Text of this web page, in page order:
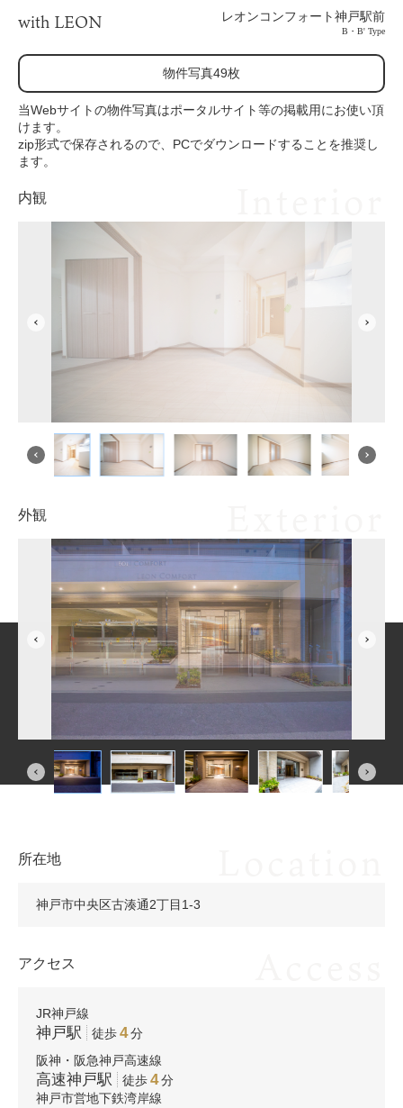
with LEON レオンコンフォート神戸駅前
B・B' Type
物件写真49枚
当Webサイトの物件写真はポータルサイト等の掲載用にお使い頂
けます。
zip形式で保存されるので、PCでダウンロードすることを推奨し
ます。
内観
外観
所在地
神戸市中央区古湊通2丁目1-3
アクセス
JR神戸線
神戸駅 徒歩4分
阪神・阪急神戸高速線
高速神戸駅 徒歩4分
神戸市営地下鉄湾岸線